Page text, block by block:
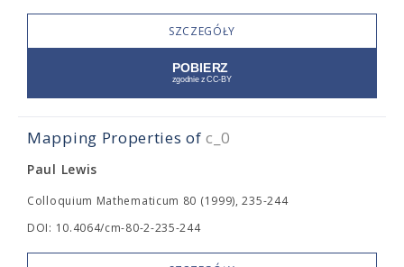
SZCZEGÓŁY
Mapping Properties ofc_0
Paul Lewis
Colloquium Mathematicum 80 (1999), 235-244
DOI: 10.4064/cm-80-2-235-244